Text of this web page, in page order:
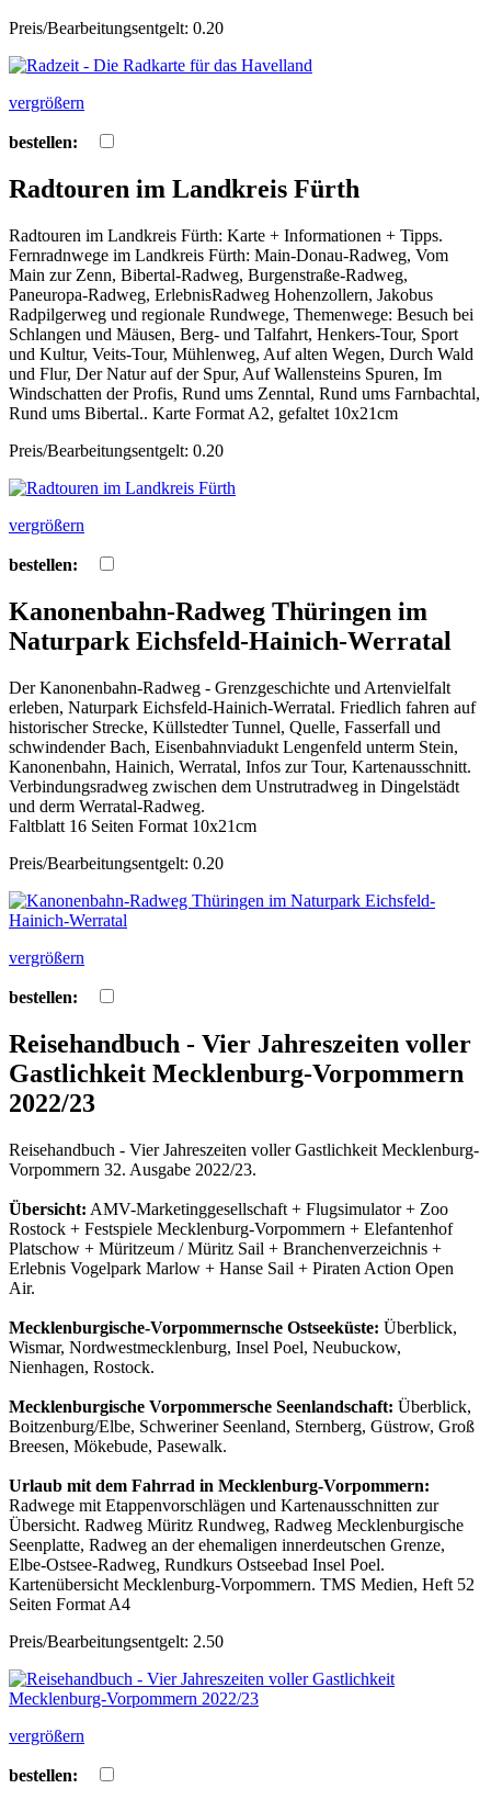
Preis/Bearbeitungsentgelt: 0.20
vergrößern
bestellen:
Radtouren im Landkreis Fürth
Radtouren im Landkreis Fürth: Karte + Informationen + Tipps.
Fernradnwege im Landkreis Fürth: Main-Donau-Radweg, Vom
Main zur Zenn, Bibertal-Radweg, Burgenstraße-Radweg,
Paneuropa-Radweg, ErlebnisRadweg Hohenzollern, Jakobus
Radpilgerweg und regionale Rundwege, Themenwege: Besuch bei
Schlangen und Mäusen, Berg- und Talfahrt, Henkers-Tour, Sport
und Kultur, Veits-Tour, Mühlenweg, Auf alten Wegen, Durch Wald
und Flur, Der Natur auf der Spur, Auf Wallensteins Spuren, Im
Windschatten der Profis, Rund ums Zenntal, Rund ums Farnbachtal,
Rund ums Bibertal.. Karte Format A2, gefaltet 10x21cm
Preis/Bearbeitungsentgelt: 0.20
vergrößern
bestellen:
Kanonenbahn-Radweg Thüringen im
Naturpark Eichsfeld-Hainich-Werratal
Der Kanonenbahn-Radweg - Grenzgeschichte und Artenvielfalt
erleben, Naturpark Eichsfeld-Hainich-Werratal. Friedlich fahren auf
historischer Strecke, Küllstedter Tunnel, Quelle, Fasserfall und
schwindender Bach, Eisenbahnviadukt Lengenfeld unterm Stein,
Kanonenbahn, Hainich, Werratal, Infos zur Tour, Kartenausschnitt.
Verbindungsradweg zwischen dem Unstrutradweg in Dingelstädt
und derm Werratal-Radweg.
Faltblatt 16 Seiten Format 10x21cm
Preis/Bearbeitungsentgelt: 0.20
vergrößern
bestellen:
Reisehandbuch - Vier Jahreszeiten voller
Gastlichkeit Mecklenburg-Vorpommern
2022/23
Reisehandbuch - Vier Jahreszeiten voller Gastlichkeit Mecklenburg-
Vorpommern 32. Ausgabe 2022/23.
Übersicht: AMV-Marketinggesellschaft + Flugsimulator + Zoo
Rostock + Festspiele Mecklenburg-Vorpommern + Elefantenhof
Platschow + Müritzeum / Müritz Sail + Branchenverzeichnis +
Erlebnis Vogelpark Marlow + Hanse Sail + Piraten Action Open
Air.
Mecklenburgische-Vorpommernsche Ostseeküste: Überblick,
Wismar, Nordwestmecklenburg, Insel Poel, Neubuckow,
Nienhagen, Rostock.
Mecklenburgische Vorpommersche Seenlandschaft: Überblick,
Boitzenburg/Elbe, Schweriner Seenland, Sternberg, Güstrow, Groß
Breesen, Mökebude, Pasewalk.
Urlaub mit dem Fahrrad in Mecklenburg-Vorpommern:
Radwege mit Etappenvorschlägen und Kartenausschnitten zur
Übersicht. Radweg Müritz Rundweg, Radweg Mecklenburgische
Seenplatte, Radweg an der ehemaligen innerdeutschen Grenze,
Elbe-Ostsee-Radweg, Rundkurs Ostseebad Insel Poel.
Kartenübersicht Mecklenburg-Vorpommern. TMS Medien, Heft 52
Seiten Format A4
Preis/Bearbeitungsentgelt: 2.50
vergrößern
bestellen: